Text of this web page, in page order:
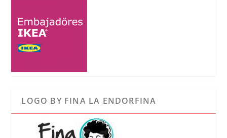
LOGO BY FINA LA ENDORFINA